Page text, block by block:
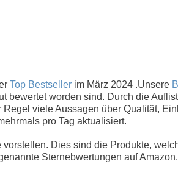
Top Bestseller im März 2024 .Unsere
bewertet worden sind. Durch die
Regel viele Aussagen über Qualität,
pro Tag aktualisiert.
Dies sind die Produkte,
Sternebwertungen auf